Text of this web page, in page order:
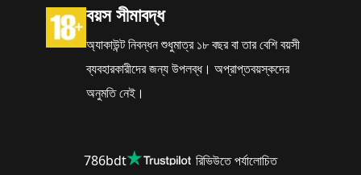
বয়স সীমাবদ্ধ
অ্যাকাউন্ট নিবন্ধন শুধুমাত্র ১৮ বছর বা তার বেশি বয়সী
ব্যবহারকারীদের জন্য উপলব্ধ। অপ্রাপ্তবয়স্কদের
অনুমতি নেই।
786bdt রিভিউতে পর্যালোচিত